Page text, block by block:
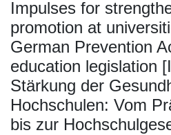
Impulses for
promotion at
German Prevention
education legislation
Stärkung der
Hochschulen: Vom
bis zur